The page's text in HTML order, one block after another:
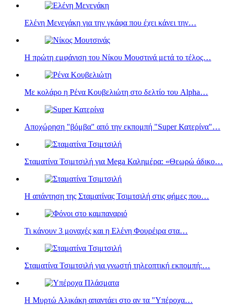
Ελένη Μενεγάκη για την γκάφα που έχει κάνει την…
Η πρώτη εμφάνιση του Νίκου Μουστινά μετά το τέλος…
Με κολάρο η Ρένα Κουβελιώτη στο δελτίο του Alpha…
Αποχώρηση "βόμβα" από την εκπομπή "Super Κατερίνα"…
Σταματίνα Τσιμτσιλή για Mega Καλημέρα: «Θεωρώ άδικο…
Η απάντηση της Σταματίνας Τσιμτσιλή στις φήμες που…
Τι κάνουν 3 μοναχές και η Eλένη Φουρέιρα στα…
Σταματίνα Τσιμτσιλή για γνωστή τηλεοπτική εκπομπή:…
Η Μυρτώ Αλικάκη απαντάει στο αν τα "Υπέροχα…